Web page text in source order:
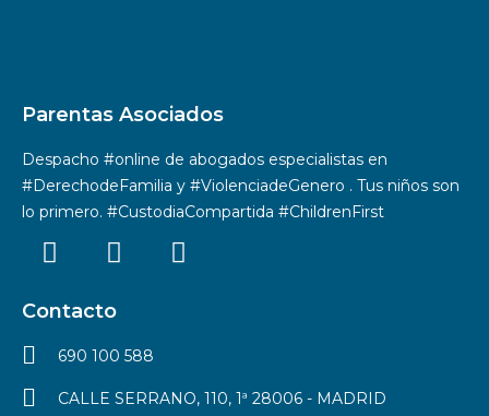
Parentas Asociados
Despacho #online de abogados especialistas en
#DerechodeFamilia y #ViolenciadeGenero . Tus niños son
lo primero. #CustodiaCompartida #ChildrenFirst
Contacto
690 100 588
CALLE SERRANO, 110, 1ª 28006 - MADRID